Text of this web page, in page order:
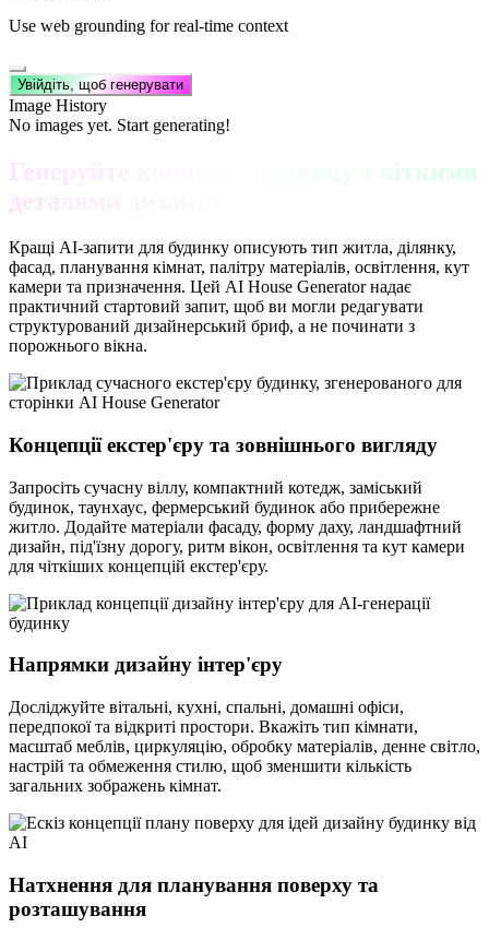
Use web grounding for real-time context
Увійдіть, щоб генерувати
Image History
No images yet. Start generating!
Генеруйте концепції будинку з чіткими
деталями дизайну
Кращі AI-запити для будинку описують тип житла, ділянку,
фасад, планування кімнат, палітру матеріалів, освітлення, кут
камери та призначення. Цей AI House Generator надає
практичний стартовий запит, щоб ви могли редагувати
структурований дизайнерський бриф, а не починати з
порожнього вікна.
Концепції екстер'єру та зовнішнього вигляду
Запросіть сучасну віллу, компактний котедж, заміський
будинок, таунхаус, фермерський будинок або прибережне
житло. Додайте матеріали фасаду, форму даху, ландшафтний
дизайн, під'їзну дорогу, ритм вікон, освітлення та кут камери
для чіткіших концепцій екстер'єру.
Напрямки дизайну інтер'єру
Досліджуйте вітальні, кухні, спальні, домашні офіси,
передпокої та відкриті простори. Вкажіть тип кімнати,
масштаб меблів, циркуляцію, обробку матеріалів, денне світло,
настрій та обмеження стилю, щоб зменшити кількість
загальних зображень кімнат.
Натхнення для планування поверху та
розташування